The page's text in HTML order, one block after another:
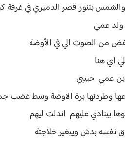
بتنور قصر الدميري في غرفة
ولد عمي
من الصوت الي في الأوضة
اي هنا
عمي حبيبي
وطردتها برة الاوضة وسط غضب
بينادي عليهم اندلت ليهم
نفسه بدش وييغير خلاجتة